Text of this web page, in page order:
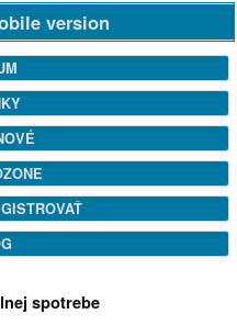
version
spotrebe